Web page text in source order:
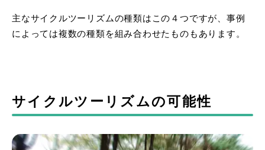
主なサイクルツーリズムの種類はこの４つですが、事例
によっては複数の種類を組み合わせたものもあります。
サイクルツーリズムの可能性